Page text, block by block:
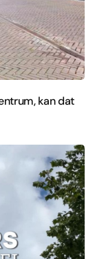
kan dat